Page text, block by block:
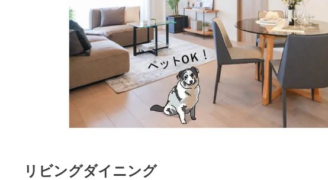
リビングダイニング